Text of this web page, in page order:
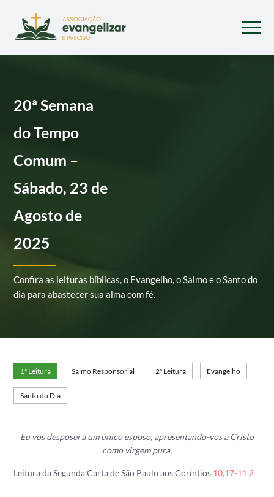
20ª Semana
do Tempo
Comum –
Sábado, 23 de
Agosto de
2025
Confira as leituras bíblicas, o Evangelho, o Salmo e o Santo do
dia para abastecer sua alma com fé.
1ª Leitura Salmo Responsorial 2ª Leitura Evangelho
Santo do Dia
Eu vos desposei a um único esposo, apresentando-vos a Cristo
como virgem pura.
Leitura da Segunda Carta de São Paulo aos Coríntios 10,17-11,2